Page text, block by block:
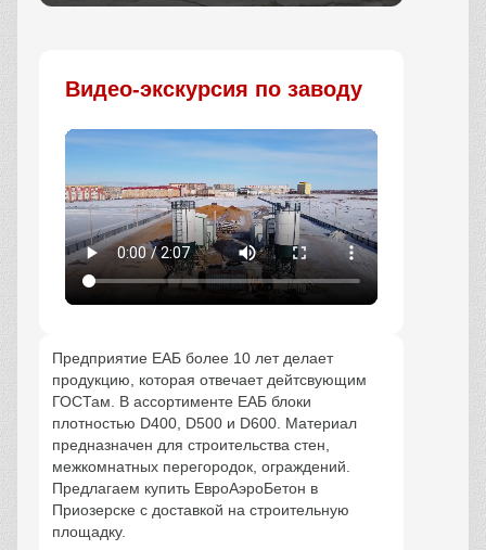
Видео-экскурсия по заводу
Предприятие ЕАБ более 10 лет делает
продукцию, которая отвечает дейтсвующим
ГОСТам. В ассортименте ЕАБ блоки
плотностью D400, D500 и D600. Материал
предназначен для строительства стен,
межкомнатных перегородок, ограждений.
Предлагаем купить ЕвроАэроБетон в
Приозерске с доставкой на строительную
площадку.